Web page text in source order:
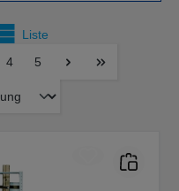
Liste
4 5